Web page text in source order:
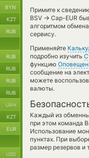
Примите к
BSV → Cap-EUR
алгоритмом
сервису.
Применяйте
подробно изучить
функцию
сообщение на
можете
валюты.
Каждый из
при этом команда
Использование
пунктах. При
размер резервов и
BYN
KZT
RUB
RUB
RUB
RUB
RUB
UAH
KZT
EUR
USD